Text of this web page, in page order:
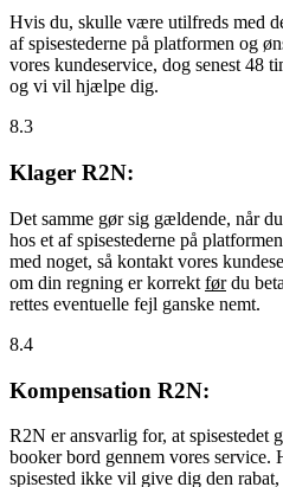
Hvis du, skulle være utilfreds med
af spisestederne på platformen og
vores kundeservice, dog senest 48
og vi vil hjælpe dig.
8.3
Klager R2N:
Det samme gør sig gældende, når
hos et af spisestederne på
med noget, så kontakt vores
om din regning er korrekt førdu
rettes eventuelle fejl ganske nemt.
8.4
Kompensation R2N:
R2N er ansvarlig for, at spisestedet
booker bord gennem vores service.
spisested ikke vil give dig den